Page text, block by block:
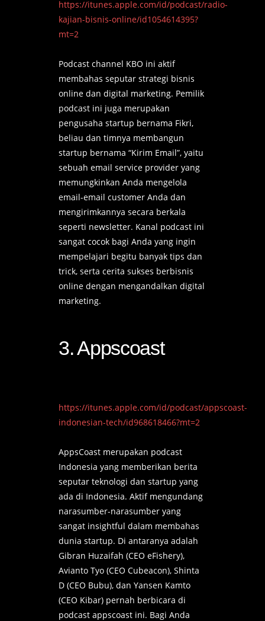
https://itunes.apple.com/id/podcast/radio-
kajian-bisnis-online/id1054614395?
mt=2
Podcast channel KBO ini aktif
membahas seputar strategi bisnis
online dan digital marketing. Pemilik
podcast ini juga merupakan
pengusaha startup bernama Fikri,
beliau dan timnya membangun
startup bernama “Kirim Email”, yaitu
sebuah email service provider yang
memungkinkan Anda mengelola
email-email customer Anda dan
mengirimkannya secara berkala
seperti newsletter. Kanal podcast ini
sangat cocok bagi Anda yang ingin
mempelajari begitu banyak tips dan
trick, serta cerita sukses berbisnis
online dengan mengandalkan digital
marketing.
3. Appscoast
https://itunes.apple.com/id/podcast/appscoast-
indonesian-tech/id968618466?mt=2
AppsCoast merupakan podcast
Indonesia yang memberikan berita
seputar teknologi dan startup yang
ada di Indonesia. Aktif mengundang
narasumber-narasumber yang
sangat insightful dalam membahas
dunia startup. Di antaranya adalah
Gibran Huzaifah (CEO eFishery),
Avianto Tyo (CEO Cubeacon), Shinta
D (CEO Bubu), dan Yansen Kamto
(CEO Kibar) pernah berbicara di
podcast appscoast ini. Bagi Anda